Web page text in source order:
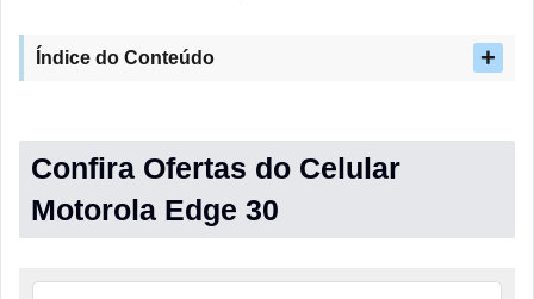
Índice do Conteúdo
Confira Ofertas do Celular
Motorola Edge 30